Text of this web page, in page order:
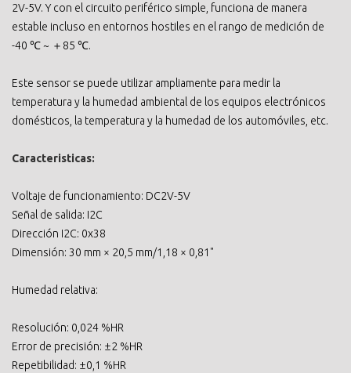
2V-5V. Y con el circuito periférico simple, funciona de manera
estable incluso en entornos hostiles en el rango de medición de
-40 ℃ ~ ＋85 ℃.
Este sensor se puede utilizar ampliamente para medir la
temperatura y la humedad ambiental de los equipos electrónicos
domésticos, la temperatura y la humedad de los automóviles, etc.
Caracteristicas:
Voltaje de funcionamiento: DC2V-5V
Señal de salida: I2C
Dirección I2C: 0x38
Dimensión: 30 mm × 20,5 mm/1,18 × 0,81"
Humedad relativa:
Resolución: 0,024 %HR
Error de precisión: ±2 %HR
Repetibilidad: ±0,1 %HR